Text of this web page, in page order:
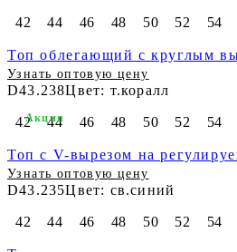
42 44 46 48 50 52 54
Топ облегающий с круглым
Узнать оптовую цену
D43.238Цвет: т.коралл
42 44 46 48 50 52 54
Топ с V-вырезом на
Узнать оптовую цену
D43.235Цвет: св.синий
Акция
42 44 46 48 50 52 54